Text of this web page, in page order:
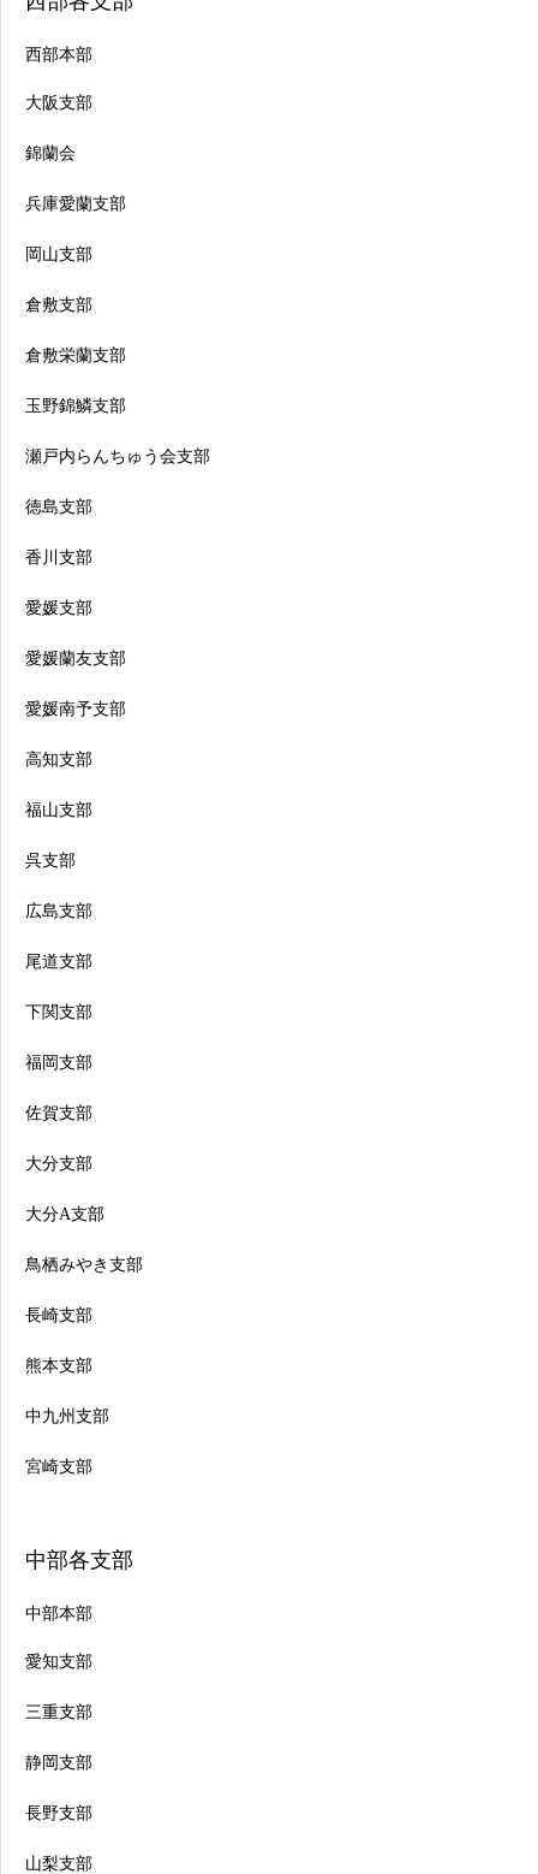
西部本部
大阪支部
錦蘭会
兵庫愛蘭支部
岡山支部
倉敷支部
倉敷栄蘭支部
玉野錦鱗支部
瀬戸内らんちゅう会支部
徳島支部
香川支部
愛媛支部
愛媛蘭友支部
愛媛南予支部
高知支部
福山支部
呉支部
広島支部
尾道支部
下関支部
福岡支部
佐賀支部
大分支部
大分A支部
鳥栖みやき支部
長崎支部
熊本支部
中九州支部
宮崎支部
中部各支部
中部本部
愛知支部
三重支部
静岡支部
長野支部
山梨支部